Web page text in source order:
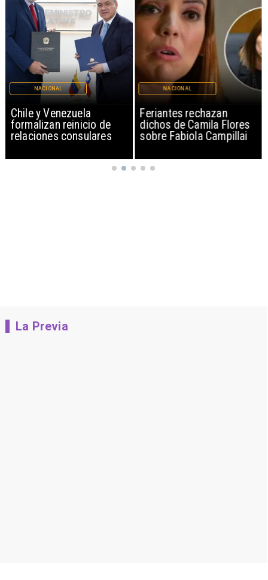
Chile y Venezuela
formalizan reinicio de
relaciones consulares
NACIONAL
Feriantes rechazan
dichos de Camila Flores
sobre Fabiola Campillai
NACIONAL
La Previa